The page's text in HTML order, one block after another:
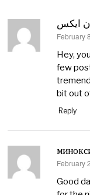
ایکس
says:
February
Hey,
few
bit out
Reply
says:
February
Good